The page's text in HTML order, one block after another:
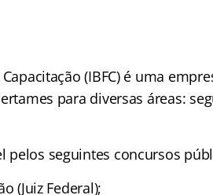
(IBFC) é uma
para diversas áreas:
pelos seguintes concursos
(Juiz Federal);